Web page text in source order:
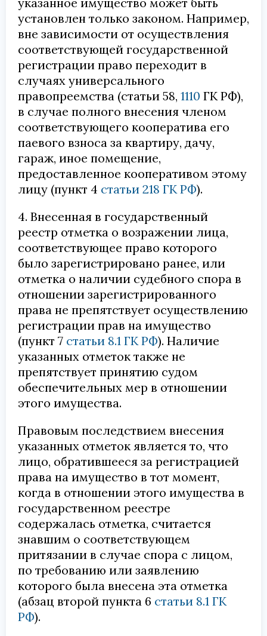
установлен только законом. Например,
вне зависимости от осуществления
соответствующей государственной
регистрации право переходит в
случаях универсального
правопреемства (статьи 58, 1110 ГК РФ),
в случае полного внесения членом
соответствующего кооператива его
паевого взноса за квартиру, дачу,
гараж, иное помещение,
предоставленное кооперативом этому
лицу (пункт 4 статьи 218 ГК РФ).
4. Внесенная в государственный
реестр отметка о возражении лица,
соответствующее право которого
было зарегистрировано ранее, или
отметка о наличии судебного спора в
отношении зарегистрированного
права не препятствует осуществлению
регистрации прав на имущество
(пункт 7 статьи 8.1 ГК РФ). Наличие
указанных отметок также не
препятствует принятию судом
обеспечительных мер в отношении
этого имущества.
Правовым последствием внесения
указанных отметок является то, что
лицо, обратившееся за регистрацией
права на имущество в тот момент,
когда в отношении этого имущества в
государственном реестре
содержалась отметка, считается
знавшим о соответствующем
притязании в случае спора с лицом,
по требованию или заявлению
которого была внесена эта отметка
(абзац второй пункта 6 статьи 8.1 ГК
РФ).